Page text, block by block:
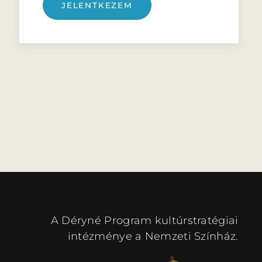
JELENTKEZEM
A Déryné Program kultúrstratégiai
intézménye a Nemzeti Színház.